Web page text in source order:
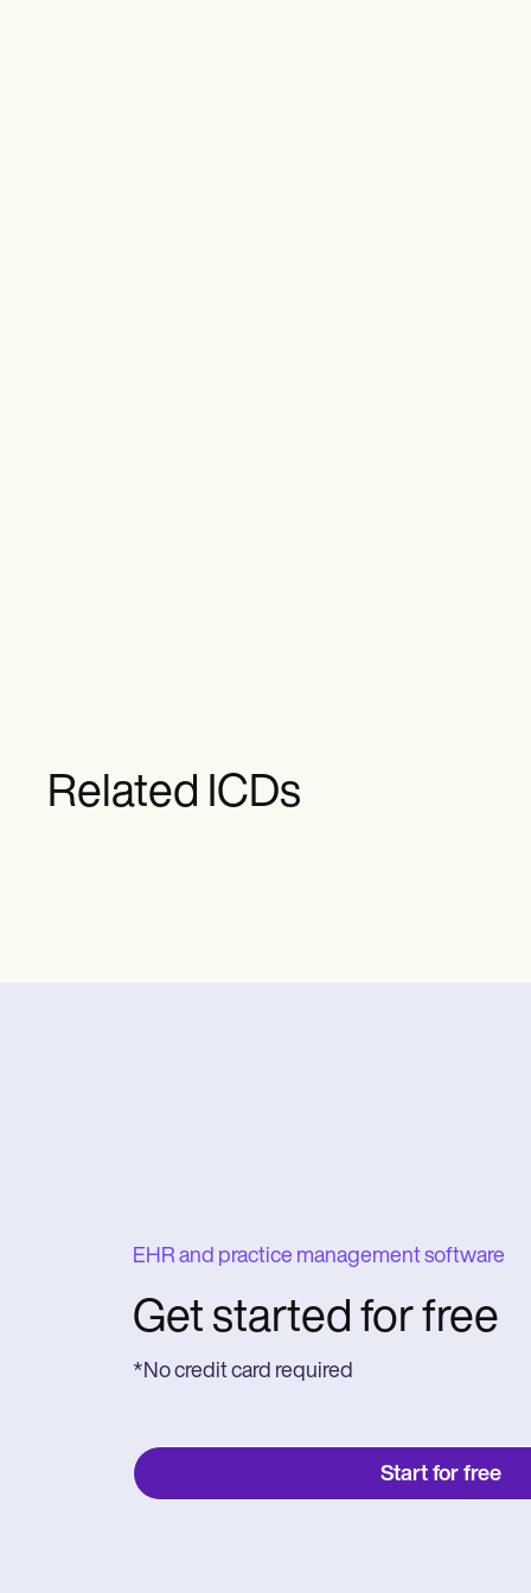
Related ICDs
EHR and practice management software
Get started for free
*No credit card required
Start for free